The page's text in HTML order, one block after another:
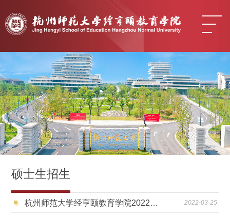
硕士生招生
杭州师范大学经亨颐教育学院2022年硕士研究生复试细则 2022-03-25